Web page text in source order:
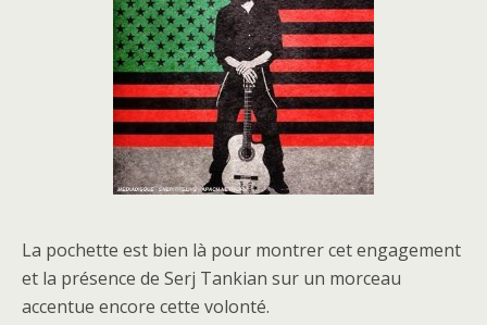
La pochette est bien là pour montrer cet engagement
et la présence de Serj Tankian sur un morceau
accentue encore cette volonté.